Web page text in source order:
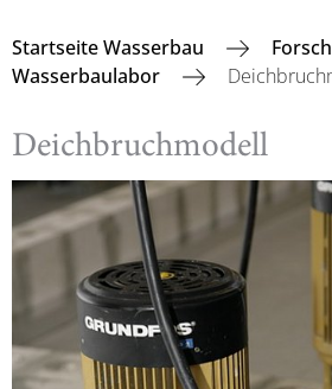
Startseite Wasserbau
Wasserbaulabor
Deichbruchmodell